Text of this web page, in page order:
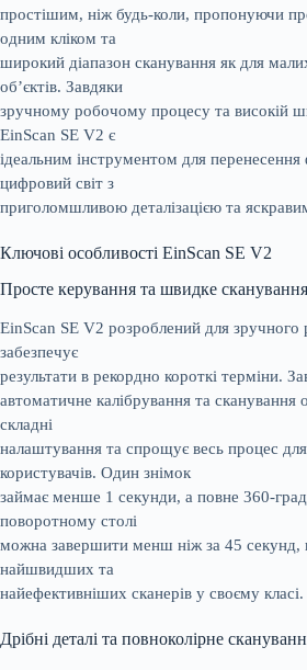
простішим, ніж будь-коли, пропонуючи
одним кліком та
широкий діапазон сканування як для
об’єктів. Завдяки
зручному робочому процесу та високій
EinScan SE V2 є
ідеальним інструментом для перенесення
цифровий світ з
приголомшливою деталізацією та
Ключові особливості EinScan SE V2
Просте керування та швидке сканування
EinScan SE V2 розроблений для
забезпечує
результати в рекордно короткі терміни.
автоматичне калібрування та сканування
складні
налаштування та спрощує весь процес
користувачів. Один знімок
займає менше 1 секунди, а повне 360-
поворотному столі
можна завершити менш ніж за 45
найшвидших та
найефективніших сканерів у своєму класі.
Дрібні деталі та повноколірне